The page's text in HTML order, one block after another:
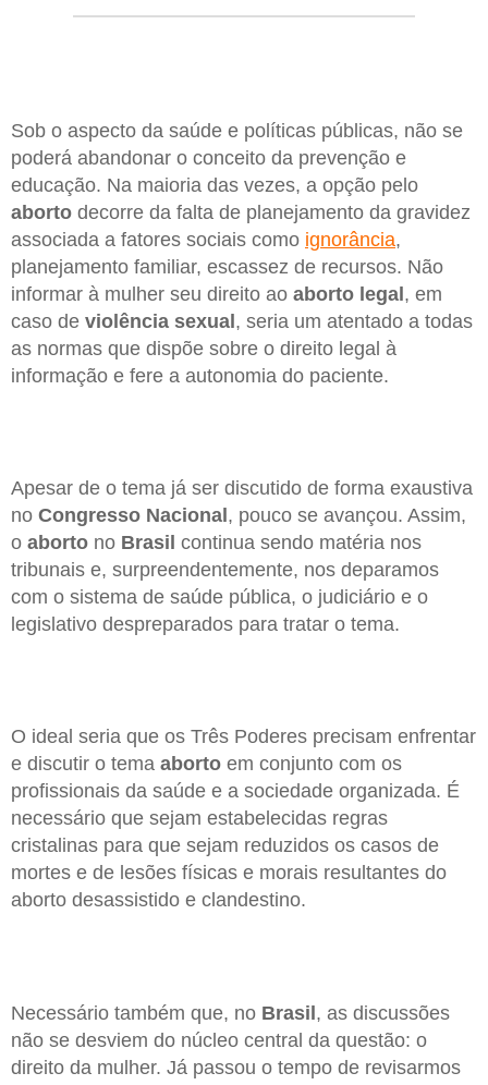
Sob o aspecto da saúde e políticas públicas, não se
poderá abandonar o conceito da prevenção e
educação. Na maioria das vezes, a opção pelo
aborto decorre da falta de planejamento da gravidez
associada a fatores sociais como ignorância,
planejamento familiar, escassez de recursos. Não
informar à mulher seu direito ao aborto legal, em
caso de violência sexual, seria um atentado a todas
as normas que dispõe sobre o direito legal à
informação e fere a autonomia do paciente.
Apesar de o tema já ser discutido de forma exaustiva
no Congresso Nacional , pouco se avançou. Assim,
o aborto no Brasil continua sendo matéria nos
tribunais e, surpreendentemente, nos deparamos
com o sistema de saúde pública, o judiciário e o
legislativo despreparados para tratar o tema.
O ideal seria que os Três Poderes precisam enfrentar
e discutir o tema aborto em conjunto com os
profissionais da saúde e a sociedade organizada. É
necessário que sejam estabelecidas regras
cristalinas para que sejam reduzidos os casos de
mortes e de lesões físicas e morais resultantes do
aborto desassistido e clandestino.
Necessário também que, no Brasil, as discussões
não se desviem do núcleo central da questão: o
direito da mulher. Já passou o tempo de revisarmos